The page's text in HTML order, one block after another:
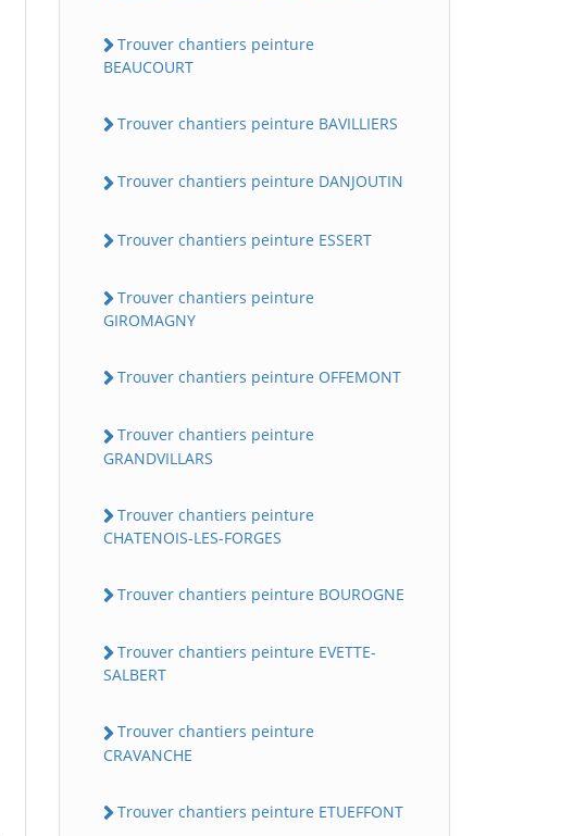
Trouver chantiers peinture
BEAUCOURT
Trouver chantiers peinture BAVILLIERS
Trouver chantiers peinture DANJOUTIN
Trouver chantiers peinture ESSERT
Trouver chantiers peinture
GIROMAGNY
Trouver chantiers peinture OFFEMONT
Trouver chantiers peinture
GRANDVILLARS
Trouver chantiers peinture
CHATENOIS-LES-FORGES
Trouver chantiers peinture BOUROGNE
Trouver chantiers peinture EVETTE-
SALBERT
Trouver chantiers peinture
CRAVANCHE
Trouver chantiers peinture ETUEFFONT